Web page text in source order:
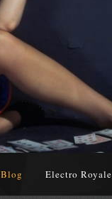
Blog Electro Royale